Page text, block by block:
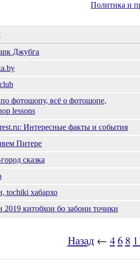
Политика и
Джубга
фотошопу, всё о фотошопе,
lessons
Интересные факты и события
Питере
сказка
tochiki хабархо
2019 китобхои бо забони точики
Назад← 46 8